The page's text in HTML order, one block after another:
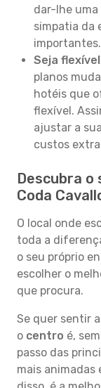
dar-lhe uma
simpatia da
importantes.
Seja
planos
hotéis que
flexível.
ajustar a
custos
Descubra o
Coda
O local onde
toda a
o seu próprio
escolher o
que procura.
Se quer sentir
o centro é,
passo das
mais animadas